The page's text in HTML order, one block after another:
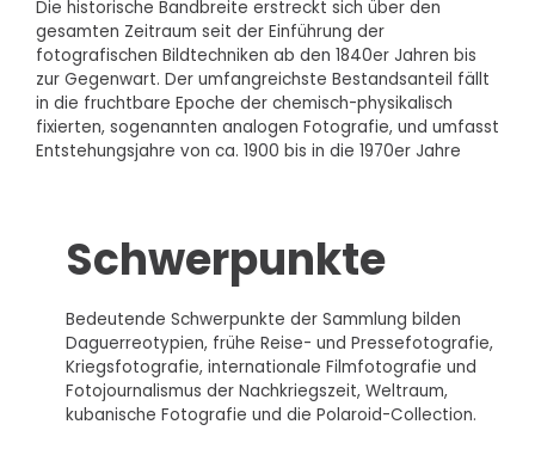
Die historische Bandbreite erstreckt sich über den
gesamten Zeitraum seit der Einführung der
fotografischen Bildtechniken ab den 1840er Jahren bis
zur Gegenwart. Der umfangreichste Bestandsanteil fällt
in die fruchtbare Epoche der chemisch-physikalisch
fixierten, sogenannten analogen Fotografie, und umfasst
Entstehungsjahre von ca. 1900 bis in die 1970er Jahre
Schwerpunkte
Bedeutende Schwerpunkte der Sammlung bilden
Daguerreotypien, frühe Reise- und Pressefotografie,
Kriegsfotografie, internationale Filmfotografie und
Fotojournalismus der Nachkriegszeit, Weltraum,
kubanische Fotografie und die Polaroid-Collection.